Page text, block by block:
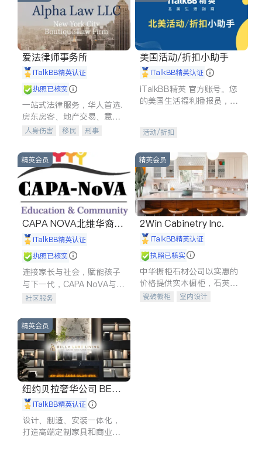
爱法律师事务所
iTalkBB精英认证
执照已核实
一站式法律服务，华人首选.
房东房客、地产交易、意外
伤害、车祸重伤、商业诉
建筑合同、刑事案件全包办
人身伤害 移民
刑事
信托/遗嘱
商业
索赔
律师-其它 保释
美国活动/折扣小助手
iTalkBB精英认证
iTalkBB精英 官方账号。您
的美国生活福利播报员，精
专属福利。
活动/折扣
精英会员
CAPA NOVA北维华裔家
长会iTalkBB精英认证
执照已核实
连接家长与社会，赋能孩子
与下一代，CAPA NoVA与您
携手建设包容、公平、充满
社区服务
精英会员
2Win Cabinetry Inc.
iTalkBB精英认证
执照已核实
中华橱柜石材公司以实惠的
价格提供实木橱柜，石英石
台面，多种优质不锈钢水
瓷砖橱柜
室内设计
精英会员
纽约贝拉奢华公司 BELL
A LUXE
iTalkBB精英认证
设计、制造、安装一体化，
打造高端定制家具和商业空